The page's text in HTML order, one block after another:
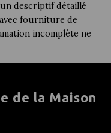
descriptif détaillé
fourniture de
incomplète ne
de la Maison